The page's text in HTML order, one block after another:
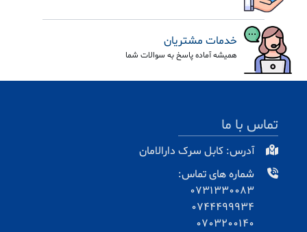
خدمات مشتریان
همیشه آماده پاسخ به سوالات شما
تماس با ما
آدرس: کابل سرک دارالامان
شماره های تماس:
0731330083
0744499934
0703200140